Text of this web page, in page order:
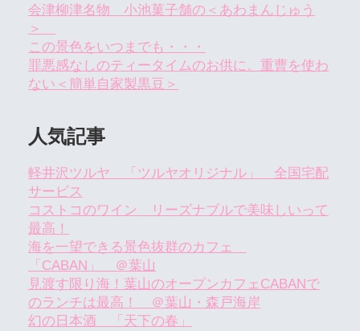
会津柳津名物 小池菓子舗の＜あわまんじゅう
＞
この景色をいつまでも・・・
罪悪感なしのティータイムのお供に。重曹を使わ
ない＜簡単自家製黒豆＞
人気記事
軽井沢ツルヤ 「ツルヤオリジナル」 全国宅配
サービス
コストコのワイン リーズナブルで美味しいって
最高！
海を一望できる景色抜群のカフェ
「CABAN」 ＠葉山
見渡す限り海！葉山のオープンカフェCABANで
のランチは最高！ ＠葉山・森戸海岸
幻の日本酒 「天下の春」